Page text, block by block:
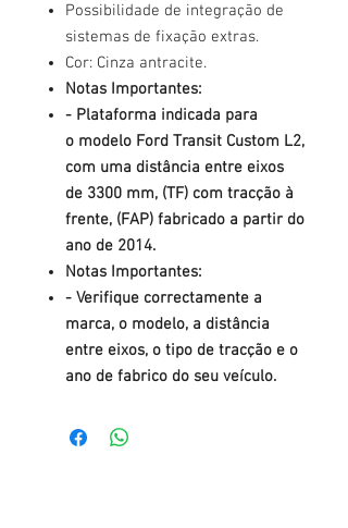
Possibilidade de integração de
sistemas de fixação extras.
Cor: Cinza antracite.
Notas Importantes:
- Plataforma indicada para
o modelo Ford Transit Custom L2,
com uma distância entre eixos
de 3300 mm, (TF) com tracção à
frente, (FAP) fabricado a partir do
ano de 2014.
Notas Importantes:
- Verifique correctamente a
marca, o modelo, a distância
entre eixos, o tipo de tracção e o
ano de fabrico do seu veículo.